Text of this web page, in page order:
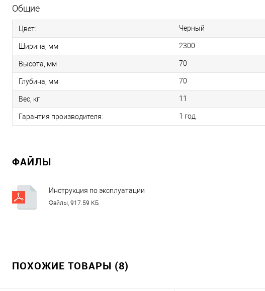
Общие
Цвет: Черный
Ширина, мм 2300
Высота, мм 70
Глубина, мм 70
Вес, кг 11
Гарантия производителя: 1 год
ФАЙЛЫ
Инструкция по эксплуатации
экранов Lumien Eco View
Файлы, 917.59 КБ
ПОХОЖИЕ ТОВАРЫ (8)